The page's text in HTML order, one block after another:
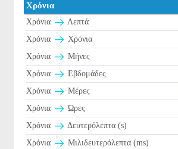
Χρόνια
Χρόνια
Λεπτά
Χρόνια
Χρόνια
Χρόνια
Μήνες
Χρόνια
Εβδομάδες
Χρόνια
Μέρες
Χρόνια
Ώρες
Χρόνια
Δευτερόλεπτα (s)
Χρόνια
Μιλιδευτερόλεπτα (ms)